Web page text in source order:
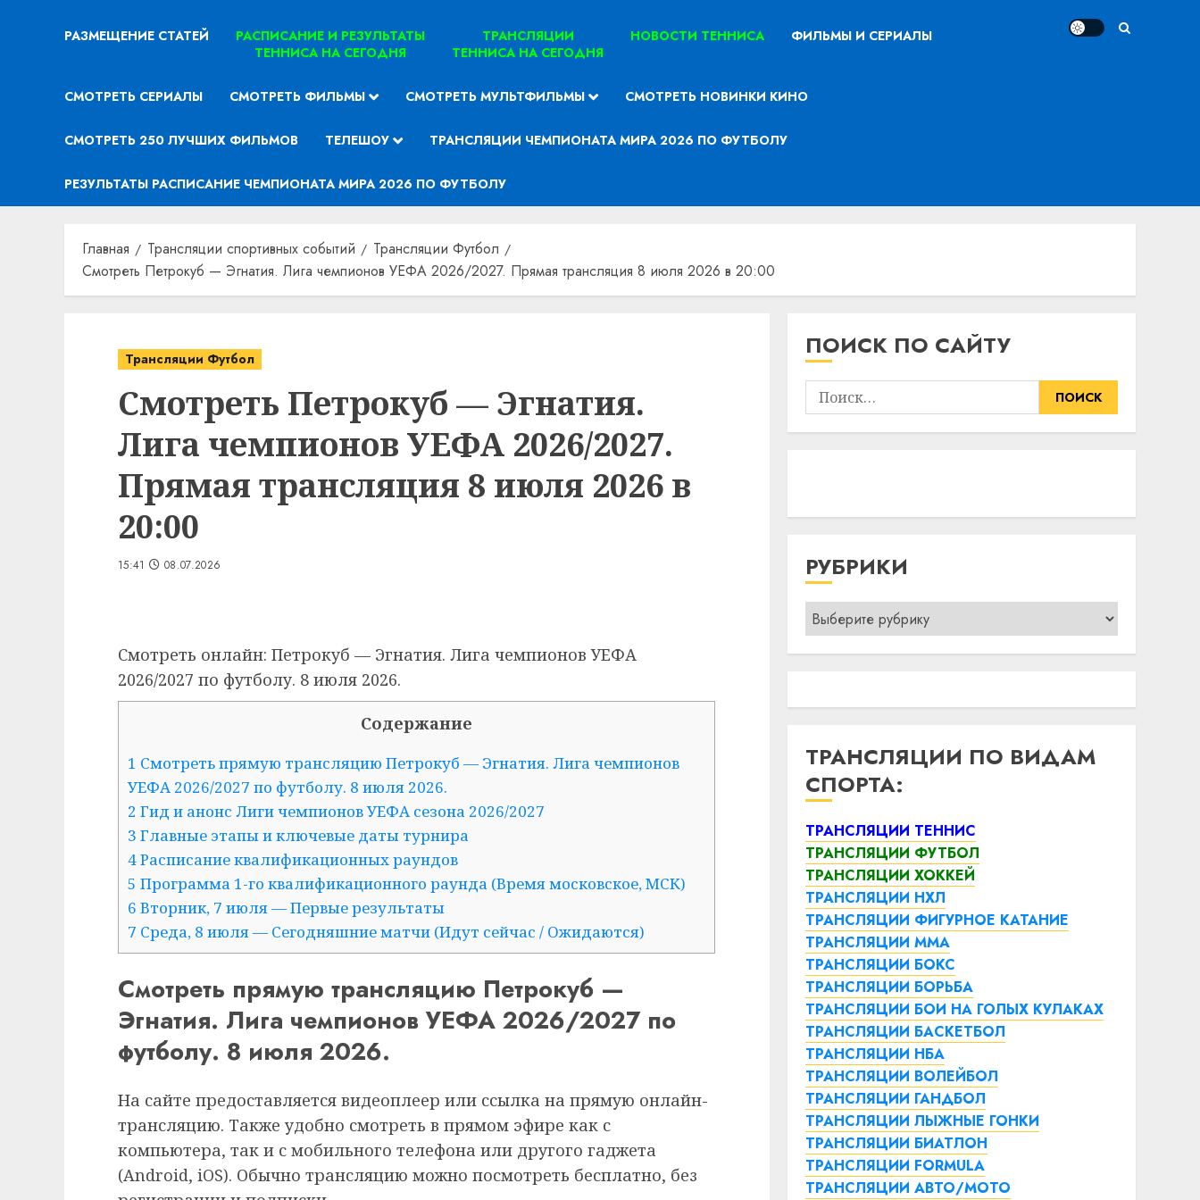
РАЗМЕЩЕНИЕ СТАТЕЙ
РАСПИСАНИЕ И РЕЗУЛЬТАТЫ
ТЕННИСА НА СЕГОДНЯ
ТРАНСЛЯЦИИ
ТЕННИСА НА СЕГОДНЯ
НОВОСТИ ТЕННИСА ФИЛЬМЫ И СЕРИАЛЫ
СМОТРЕТЬ СЕРИАЛЫ СМОТРЕТЬ ФИЛЬМЫ СМОТРЕТЬ МУЛЬТФИЛЬМЫ СМОТРЕТЬ НОВИНКИ КИНО
СМОТРЕТЬ 250 ЛУЧШИХ ФИЛЬМОВ ТЕЛЕШОУ ТРАНСЛЯЦИИ ЧЕМПИОНАТА МИРА 2026 ПО ФУТБОЛУ
РЕЗУЛЬТАТЫ РАСПИСАНИЕ ЧЕМПИОНАТА МИРА 2026 ПО ФУТБОЛУ
Главная Трансляции спортивных событий
Трансляции Футбол
Смотреть Петрокуб — Эгнатия. Лига чемпионов УЕФА 2026/2027. Прямая трансляция 8 июля 2026 в 20:00
Трансляции Футбол
Смотреть Петрокуб — Эгнатия.
Лига чемпионов УЕФА 2026/2027.
Прямая трансляция 8 июля 2026 в
20:00
15:41 08.07.2026
Смотреть онлайн: Петрокуб — Эгнатия. Лига чемпионов УЕФА
2026/2027 по футболу. 8 июля 2026.
Содержание
1 Смотреть прямую трансляцию Петрокуб — Эгнатия. Лига чемпионов
УЕФА 2026/2027 по футболу. 8 июля 2026.
2 Гид и анонс Лиги чемпионов УЕФА сезона 2026/2027
3 Главные этапы и ключевые даты турнира
4 Расписание квалификационных раундов
5 Программа 1-го квалификационного раунда (Время московское, МСК)
6 Вторник, 7 июля — Первые результаты
7 Среда, 8 июля — Сегодняшние матчи (Идут сейчас / Ожидаются)
Смотреть прямую трансляцию Петрокуб —
Эгнатия. Лига чемпионов УЕФА 2026/2027 по
футболу. 8 июля 2026.
На сайте предоставляется видеоплеер или ссылка на прямую онлайн-
трансляцию. Также удобно смотреть в прямом эфире как с
компьютера, так и с мобильного телефона или другого гаджета
(Android, iOS). Обычно трансляцию можно посмотреть бесплатно, без
ПОИСК ПО САЙТУ
Найти:
РУБРИКИ
Рубрики
ТРАНСЛЯЦИИ ПО ВИДАМ
СПОРТА:
ТРАНСЛЯЦИИ ТЕННИС
ТРАНСЛЯЦИИ ФУТБОЛ
ТРАНСЛЯЦИИ ХОККЕЙ
ТРАНСЛЯЦИИ НХЛ
ТРАНСЛЯЦИИ ФИГУРНОЕ КАТАНИЕ
ТРАНСЛЯЦИИ ММА
ТРАНСЛЯЦИИ БОКС
ТРАНСЛЯЦИИ БОРЬБА
ТРАНСЛЯЦИИ БОИ НА ГОЛЫХ КУЛАКАХ
ТРАНСЛЯЦИИ БАСКЕТБОЛ
ТРАНСЛЯЦИИ НБА
ТРАНСЛЯЦИИ ВОЛЕЙБОЛ
ТРАНСЛЯЦИИ ГАНДБОЛ
ТРАНСЛЯЦИИ ЛЫЖНЫЕ ГОНКИ
ТРАНСЛЯЦИИ БИАТЛОН
ТРАНСЛЯЦИИ FORMULA
ТРАНСЛЯЦИИ АВТО/МОТО